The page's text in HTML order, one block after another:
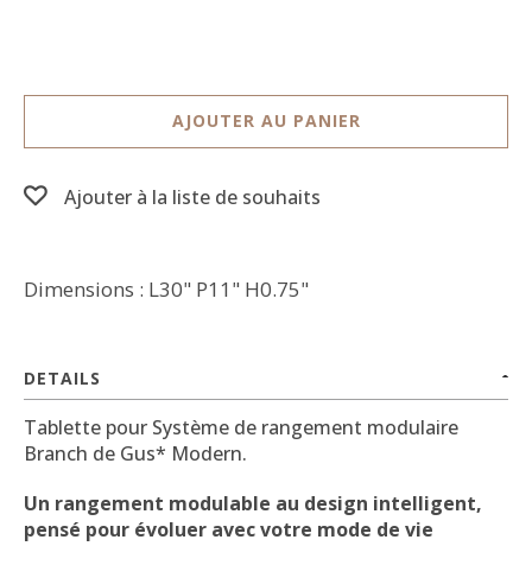
AJOUTER AU PANIER
Ajouter à la liste de souhaits
Dimensions : L30" P11" H0.75"
DETAILS
Tablette pour Système de rangement modulaire
Branch de Gus* Modern.
Un rangement modulable au design intelligent,
pensé pour évoluer avec votre mode de vie